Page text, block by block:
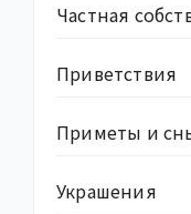
Частная
Приветствия
Приметы и
Украшения